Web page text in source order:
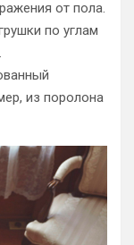
от пола.
по углам
из поролона